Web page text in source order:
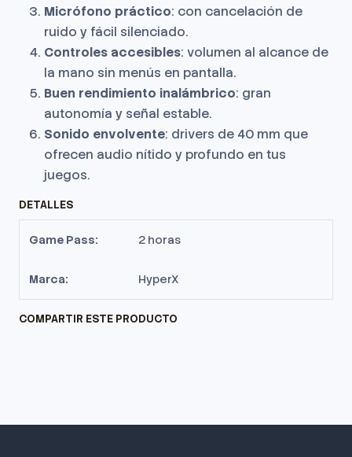
Micrófono práctico: con cancelación de
ruido y fácil silenciado.
Controles accesibles: volumen al alcance de
la mano sin menús en pantalla.
Buen rendimiento inalámbrico: gran
autonomía y señal estable.
Sonido envolvente: drivers de 40 mm que
ofrecen audio nítido y profundo en tus
juegos.
DETALLES
Game Pass: 2 horas
Marca: HyperX
COMPARTIR ESTE PRODUCTO